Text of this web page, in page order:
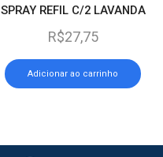
SPRAY REFIL C/2 LAVANDA
12 ML 50% DESCONTO
R$27,75
Adicionar ao carrinho